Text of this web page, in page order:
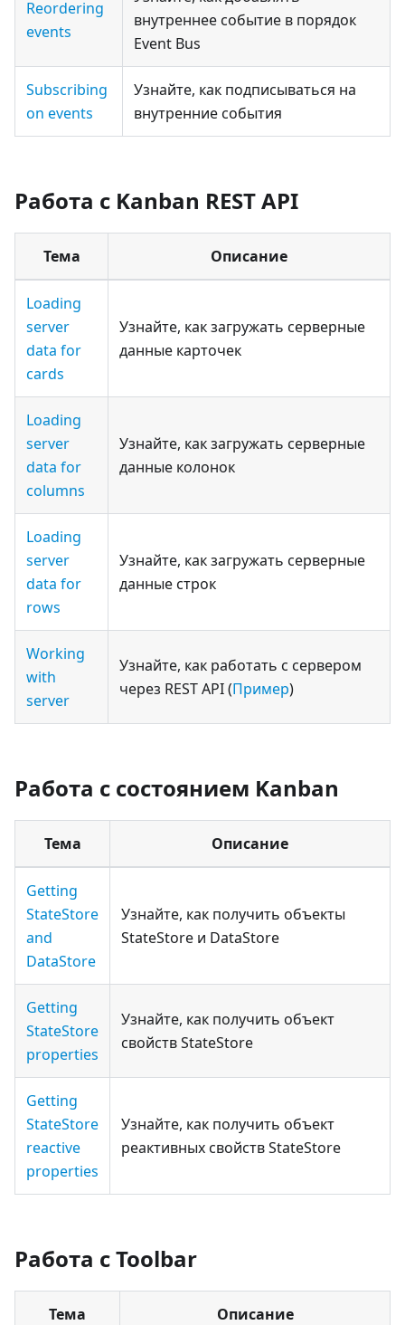
Reordering
events
внутреннее событие в порядок
Event Bus
Subscribing
on events
Узнайте, как подписываться на
внутренние события
Работа с Kanban REST API
Тема Описание
Loading
server
data for
cards
Узнайте, как загружать серверные
данные карточек
Loading
server
data for
columns
Узнайте, как загружать серверные
данные колонок
Loading
server
data for
rows
Узнайте, как загружать серверные
данные строк
Working
with
server
Узнайте, как работать с сервером
через REST API (Пример)
Работа с состоянием Kanban
Тема Описание
Getting
StateStore
and
DataStore
Узнайте, как получить объекты
StateStore и DataStore
Getting
StateStore
properties
Узнайте, как получить объект
свойств StateStore
Getting
StateStore
reactive
properties
Узнайте, как получить объект
реактивных свойств StateStore
Работа с Toolbar
Тема Описание